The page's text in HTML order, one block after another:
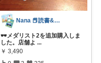
Nana 📕読書&絵本好き🐥
🕶️メダリスト2を追加購入しま
した。店舗よ ...
￥ 3,490